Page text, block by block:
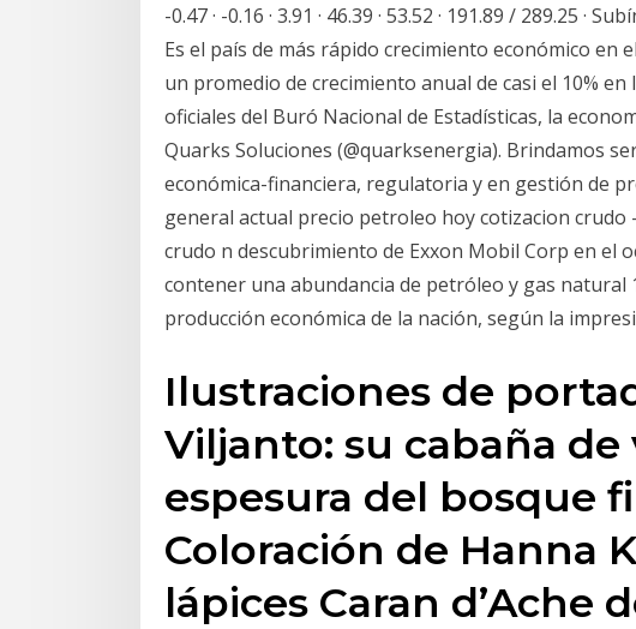
-0.47 · -0.16 · 3.91 · 46.39 · 53.52 · 191.89 / 289.25 ·
Es el país de más rápido crecimiento económico en
un promedio de crecimiento anual de casi el 10%
oficiales del Buró Nacional de Estadísticas, la
Quarks Soluciones (@quarksenergia). Brindamos
económica-financiera, regulatoria y en gestión de
general actual precio petroleo hoy cotizacion
crudo n descubrimiento de Exxon Mobil Corp en el
contener una abundancia de petróleo y gas natural
producción económica de la nación, según la
Ilustraciones de
Viljanto: su cabaña de
espesura del bosque
Coloración de Hanna
lápices Caran d’Ache